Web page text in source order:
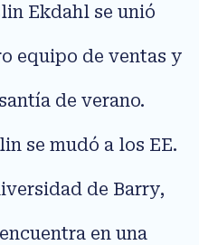
Ekdahl se unió
equipo de ventas y
de verano.
se mudó a los EE.
de Barry,
en una